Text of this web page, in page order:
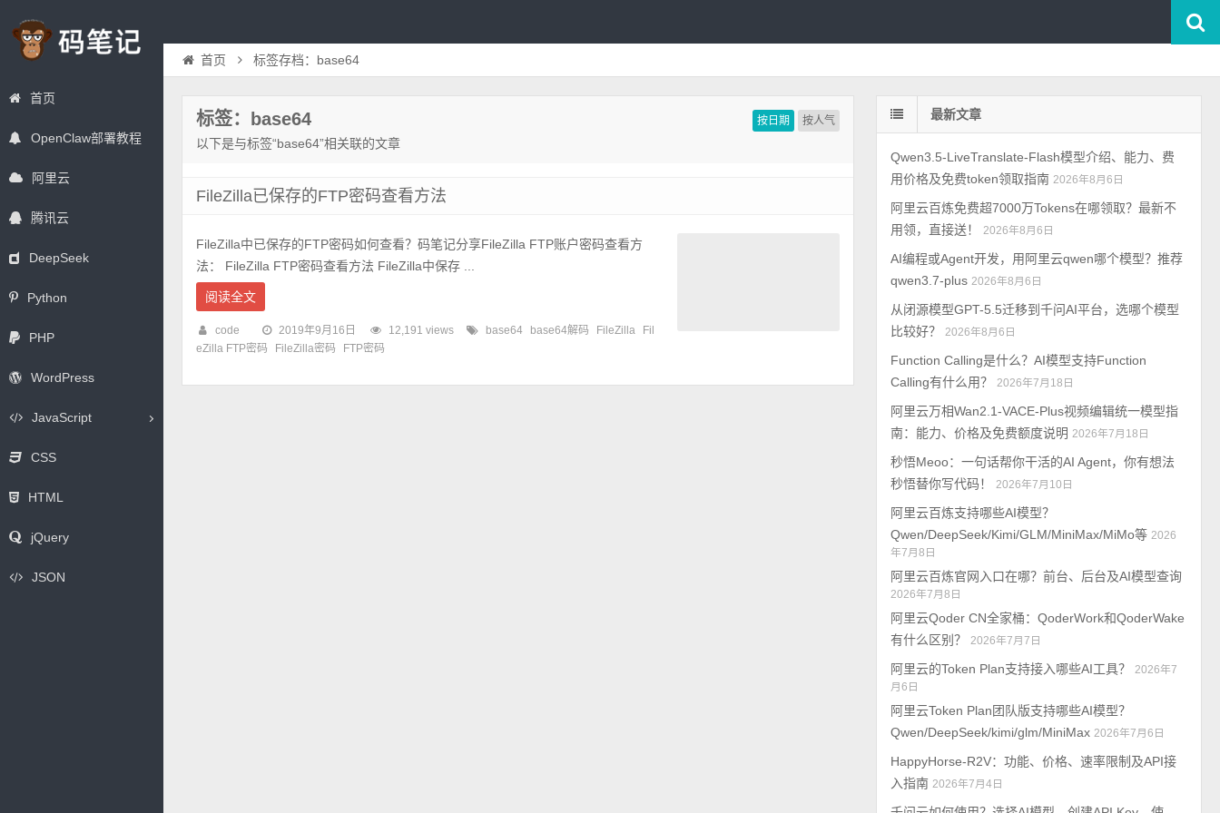
首页
OpenClaw部署教程
阿里云
腾讯云
DeepSeek
Python
PHP
WordPress
JavaScript
CSS
HTML
jQuery
JSON
首页 标签存档：base64
按日期 按人气
标签：base64
以下是与标签“base64”相关联的文章
FileZilla已保存的FTP密码查看方法
FileZilla中已保存的FTP密码如何查看？码笔记分享FileZilla FTP账户密码查看方
法： FileZilla FTP密码查看方法 FileZilla中保存 ...
阅读全文
code 2019年9月16日 12,191 views base64 base64解码 FileZilla
Fil
eZilla FTP密码
FileZilla密码 FTP密码
最新文章
Qwen3.5-LiveTranslate-Flash模型介绍、能力、费
用价格及免费token领取指南 2026年8月6日
阿里云百炼免费超7000万Tokens在哪领取？最新不
用领，直接送！
2026年8月6日
AI编程或Agent开发，用阿里云qwen哪个模型？推荐
qwen3.7-plus 2026年8月6日
从闭源模型GPT-5.5迁移到千问AI平台，选哪个模型
比较好？
2026年8月6日
Function Calling是什么？AI模型支持Function
Calling有什么用？
2026年7月18日
阿里云万相Wan2.1-VACE-Plus视频编辑统一模型指
南：能力、价格及免费额度说明 2026年7月18日
秒悟Meoo：一句话帮你干活的AI Agent，你有想法
秒悟替你写代码！
2026年7月10日
阿里云百炼支持哪些AI模型？
Qwen/DeepSeek/Kimi/GLM/MiniMax/MiMo等 2026
年7月8日
阿里云百炼官网入口在哪？前台、后台及AI模型查询
2026年7月8日
阿里云Qoder CN全家桶：QoderWork和QoderWake
有什么区别？
2026年7月7日
阿里云的Token Plan支持接入哪些AI工具？
2026年7
月6日
阿里云Token Plan团队版支持哪些AI模型？
Qwen/DeepSeek/kimi/glm/MiniMax 2026年7月6日
HappyHorse-R2V：功能、价格、速率限制及API接
入指南 2026年7月4日